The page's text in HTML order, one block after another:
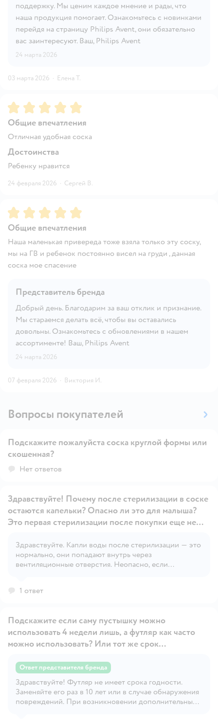
поддержку. Мы ценим каждое мнение и рады, что
наша продукция помогает. Ознакомьтесь с новинками
перейдя на страницу Philips Avent, они обязательно
вас заинтересуют. Ваш, Philips Avent
24 марта 2026
03 марта 2026 · Елена Т.
Рейтинг:5
Общие впечатления
Отличная удобная соска
Достоинства
Ребенку нравится
24 февраля 2026 · Сергей В.
Рейтинг:5
Общие впечатления
Наша маленькая привереда тоже взяла только эту соску,
мы на ГВ и ребенок постоянно висел на груди , данная
соска мое спасение
Представитель бренда
Добрый день. Благодарим за ваш отклик и признание.
Мы стараемся делать всё, чтобы вы оставались
довольны. Ознакомьтесь с обновлениями в нашем
ассортименте! Ваш, Philips Avent
24 марта 2026
07 февраля 2026 · Виктория И.
Вопросы покупателей
Подскажите пожалуйста соска круглой формы или
скошенная?
Нет ответов
Открыть вопрос
Здравствуйте! Почему после стерилизации в соске
остаются капельки? Опасно ли это для малыша?
Это первая стерилизации после покупки еще не
Здравствуйте. Капли воды после стерилизации — это
нормально, они попадают внутрь через
вентиляционные отверстия. Неопасно, если
воду, и дайте ей высохнуть.
1 ответ
Подскажите если саму пустышку можно
использовать 4 недели лишь, а футляр как часто
можно использовать? Или тот же срок
Ответ представителя бренда
Здравствуйте! Футляр не имеет срока годности.
Заменяйте его раз в 10 лет или в случае обнаружения
повреждений. При возникновении дополнительных